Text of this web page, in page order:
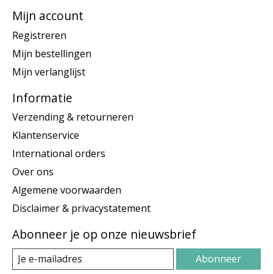
Mijn account
Registreren
Mijn bestellingen
Mijn verlanglijst
Informatie
Verzending & retourneren
Klantenservice
International orders
Over ons
Algemene voorwaarden
Disclaimer & privacystatement
Abonneer je op onze nieuwsbrief
Abonneer